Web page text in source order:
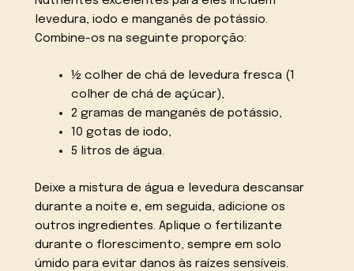
levedura, iodo e manganês de potássio.
Combine-os na seguinte proporção:
½ colher de chá de levedura fresca (1
colher de chá de açúcar),
2 gramas de manganês de potássio,
10 gotas de iodo,
5 litros de água.
Deixe a mistura de água e levedura descansar
durante a noite e, em seguida, adicione os
outros ingredientes. Aplique o fertilizante
durante o florescimento, sempre em solo
úmido para evitar danos às raízes sensíveis.